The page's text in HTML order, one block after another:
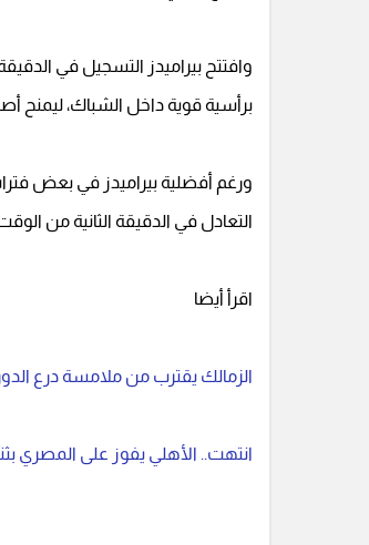
برأسية قوية داخل الشباك،
ورغم أفضلية بيراميدز في بعض
التعادل في الدقيقة الثانية من
اقرأ أيضا
الزمالك يقترب من ملامسة درع
انتهت.. الأهلي يفوز على المصري